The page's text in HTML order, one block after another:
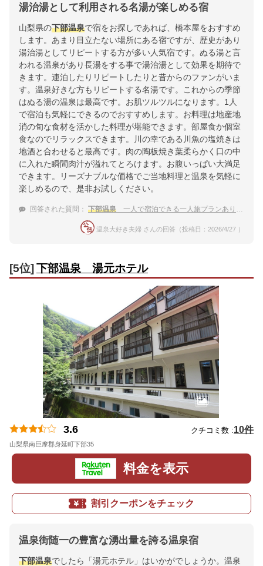
湯治湯として利用される名湯が楽しめる宿
山梨県の下部温泉で宿をお探しであれば、橋本屋をおすすめ
します。あまり目立たない場所にある宿ですが、歴史があり
湯治湯としてリピートする方が多い人気宿です。ぬる湯と言
われる温泉があり長湯をする事で湯治湯として効果を期待で
きます。連泊したりリピートしたりと昔からのファンがいま
す。温泉好きな方もリピートする名湯です。これからの季節
はぬる湯の温泉は最高です。お肌ツルツルになります。1人
で宿泊も気軽にできるのでおすすめします。お料理は地産地
消の旬な食材を活かした料理が堪能できます。部屋食か個室
食なのでリラックスできます。川の幸である川魚の塩焼きは
地酒と合わせると最高です。肉の陶板焼き葉柔らかく口の中
に入れた瞬間肉汁が溢れてとろけます。お腹いっぱい大満足
できます。リーズナブルな価格でご当地料理と温泉を気軽に
楽しめるので、是非お試しください。
回答された質問： 下部温泉 一人で宿泊できる一人旅プランありの旅館
温泉大好き夫婦 さんの回答（投稿日：2026/4/27 ）
[5位] 下部温泉 湯元ホテル
3.6 クチコミ数 :10件
山梨県南巨摩郡身延町下部35
料金を表示
割引クーポンをチェック
温泉街随一の豊富な湧出量を誇る温泉宿
下部温泉でしたら「湯元ホテル」はいかがでしょうか。温泉